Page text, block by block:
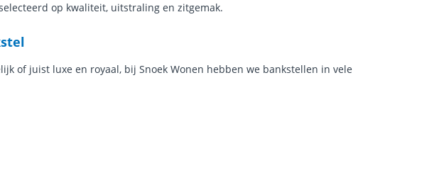
op kwaliteit, uitstraling en zitgemak.
of juist luxe en royaal, bij Snoek Wonen hebben we bankstellen in vele